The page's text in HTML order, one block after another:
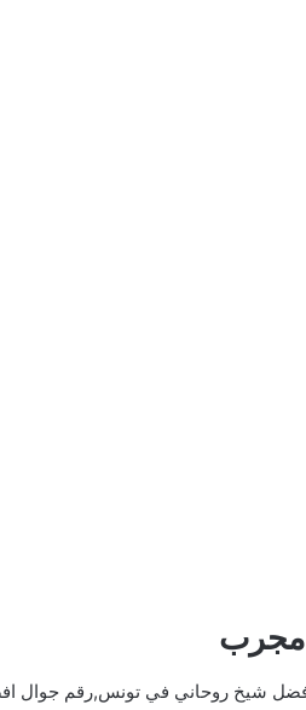
مجرب
شيخ روحاني في تونس,رقم جوال